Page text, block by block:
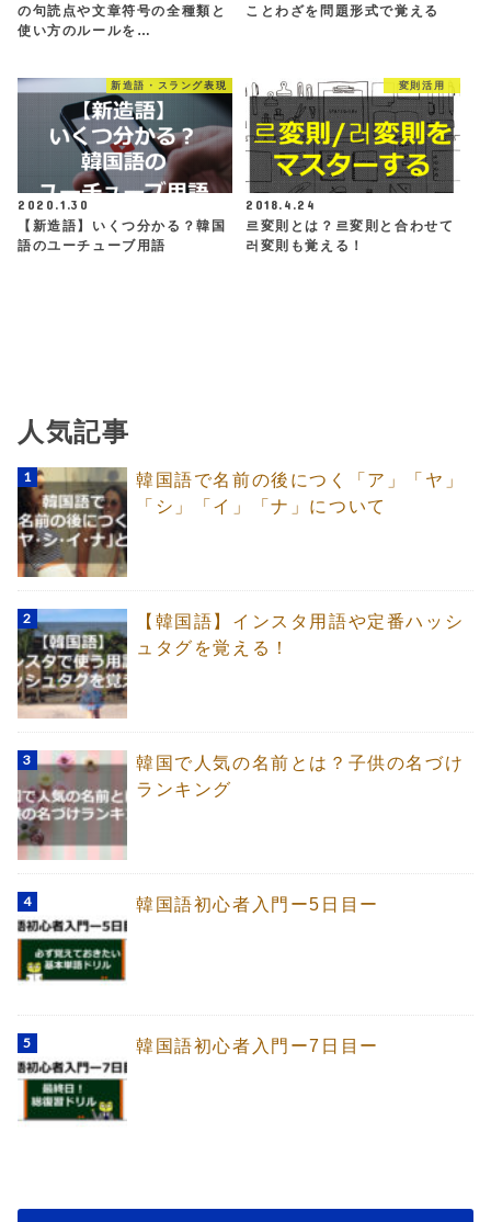
の句読点や文章符号の全種類と
使い方のルールを…
ことわざを問題形式で覚える
新造語・スラング表現
2020.1.30
【新造語】いくつ分かる？韓国
語のユーチューブ用語
変則活用
2018.4.24
르変則とは？르変則と合わせて
러変則も覚える！
人気記事
韓国語で名前の後につく「ア」「ヤ」
「シ」「イ」「ナ」について
【韓国語】インスタ用語や定番ハッシ
ュタグを覚える！
韓国で人気の名前とは？子供の名づけ
ランキング
韓国語初心者入門ー5日目ー
韓国語初心者入門ー7日目ー